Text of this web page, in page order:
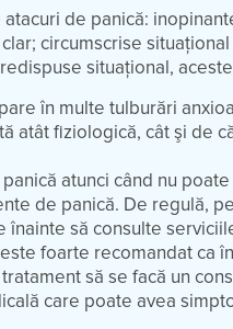
de panică:
circumscrise
situaţional,
în multe tulburări
atât fiziologică, cât şi de
atunci când nu
de panică. De regulă,
înainte să consulte
foarte recomandat ca
să se facă un
care poate avea